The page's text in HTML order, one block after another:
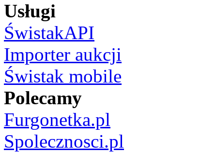
Usługi
ŚwistakAPI
Importer aukcji
Świstak mobile
Polecamy
Furgonetka.pl
Spolecznosci.pl